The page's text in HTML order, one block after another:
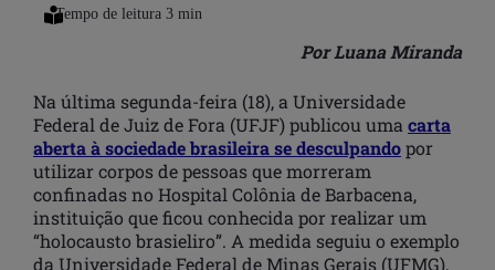
Por Luana Miranda
Na última segunda-feira (18), a Universidade
Federal de Juiz de Fora (UFJF) publicou uma carta
aberta à sociedade brasileira se desculpandopor
utilizar corpos de pessoas que morreram
confinadas no Hospital Colônia de Barbacena,
instituição que ficou conhecida por realizar um
“holocausto brasieliro”. A medida seguiu o exemplo
da Universidade Federal de Minas Gerais (UFMG),